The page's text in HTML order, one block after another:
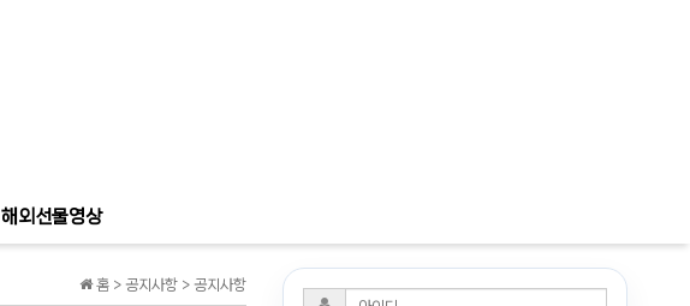
해외선물영상
홈 > 공지사항 > 공지사항